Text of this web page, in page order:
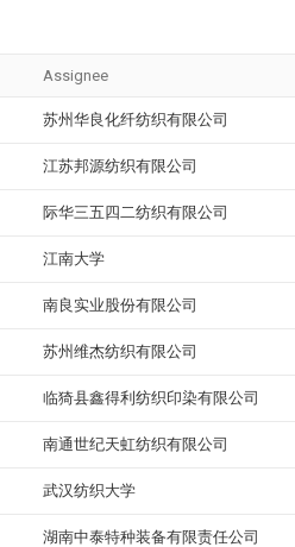
Assignee
苏州华良化纤纺织有限公司
江苏邦源纺织有限公司
际华三五四二纺织有限公司
江南大学
南良实业股份有限公司
苏州维杰纺织有限公司
临猗县鑫得利纺织印染有限公司
南通世纪天虹纺织有限公司
武汉纺织大学
湖南中泰特种装备有限责任公司